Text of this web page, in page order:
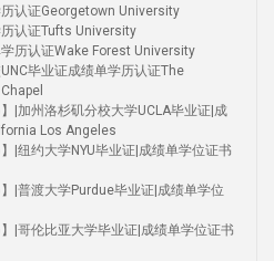
认证Georgetown University
认证Tufts University
历认证Wake Forest University
毕业证成绩单学历认证The
|加州洛杉矶分校大学UCLA毕业证|成
Los Angeles
|纽约大学NYU毕业证|成绩单学位证书
|普渡大学Purdue毕业证|成绩单学位
|哥伦比亚大学毕业证|成绩单学位证书